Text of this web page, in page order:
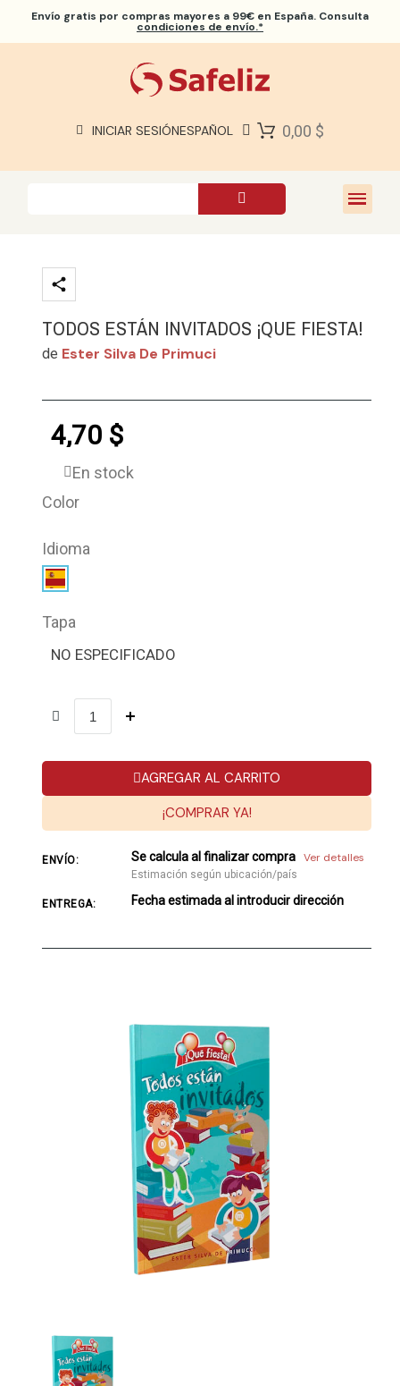
Envío gratis por compras mayores a 99€ en España. Consulta
condiciones de envío.*
INICIAR SESIÓNESPAÑOL 0,00 $
TODOS ESTÁN INVITADOS ¡QUE FIESTA!
de Ester Silva De Primuci
4,70 $
En stock
Color
Idioma
Tapa
NO ESPECIFICADO
AGREGAR AL CARRITO
¡COMPRAR YA!
ENVÍO: Se calcula al finalizar compra Ver detalles
Estimación según ubicación/país
ENTREGA: Fecha estimada al introducir dirección